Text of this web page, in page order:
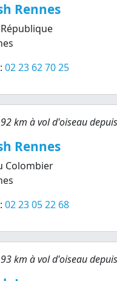
Rennes
02 23 62 70 25
km à vol d'oiseau
Rennes
Colombier
02 23 05 22 68
km à vol d'oiseau